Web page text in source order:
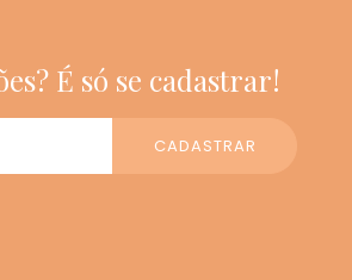
É só se cadastrar!
CADASTRAR